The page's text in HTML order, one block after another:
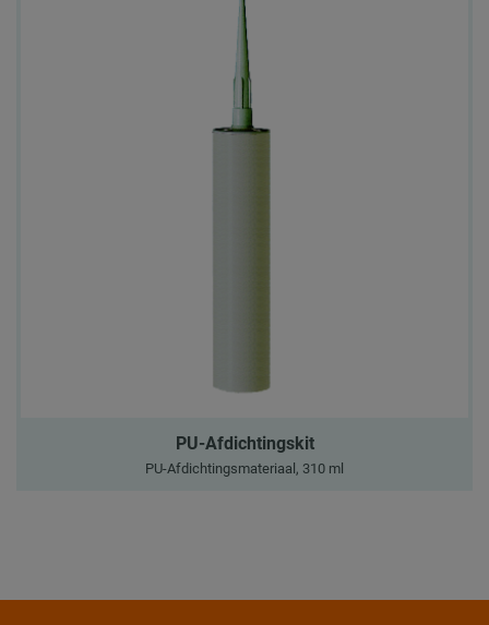
PU-Afdichtingskit
PU-Afdichtingsmateriaal, 310 ml